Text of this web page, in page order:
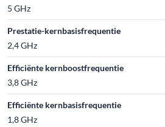
5 GHz
Prestatie-kernbasisfrequentie
2,4 GHz
Efficiënte kernboostfrequentie
3,8 GHz
Efficiënte kernbasisfrequentie
1,8 GHz